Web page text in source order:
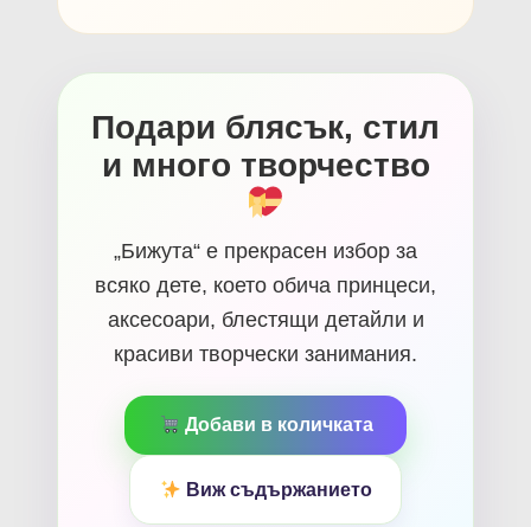
Подари блясък, стил
и много творчество
„Бижута“ е прекрасен избор за
всяко дете, което обича принцеси,
аксесоари, блестящи детайли и
красиви творчески занимания.
Добави в количката
Виж съдържанието